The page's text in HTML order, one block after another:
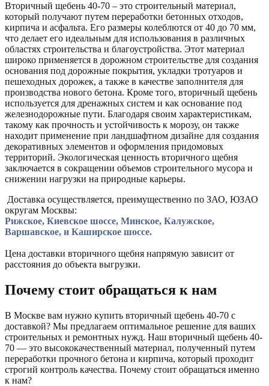
Вторичный щебень 40-70 – это строительный материал,
который получают путем переработки бетонных отходов,
кирпича и асфальта. Его размеры колеблются от 40 до 70 мм,
что делает его идеальным для использования в различных
областях строительства и благоустройства. Этот материал
широко применяется в дорожном строительстве для создания
основания под дорожные покрытия, укладки тротуаров и
пешеходных дорожек, а также в качестве заполнителя для
производства нового бетона. Кроме того, вторичный щебень
используется для дренажных систем и как основание под
железнодорожные пути. Благодаря своим характеристикам,
такому как прочность и устойчивость к морозу, он также
находит применение при ландшафтном дизайне для создания
декоративных элементов и оформления придомовых
территорий. Экологическая ценность вторичного щебня
заключается в сокращении объемов строительного мусора и
снижении нагрузки на природные карьеры.
Доставка осуществляется, преимущественно по ЗАО, ЮЗАО
округам Москвы:
Рижское, Киевское шоссе, Минское, Калужское,
Варшавское, и Каширское шоссе.
Цена доставки вторичного щебня напрямую зависит от
расстояния до объекта выгрузки.
Почему стоит обращаться к нам
В Москве вам нужно купить вторичный щебень 40-70 с
доставкой? Мы предлагаем оптимальное решение для ваших
строительных и ремонтных нужд. Наш вторичный щебень 40-
70 — это высококачественный материал, полученный путем
переработки прочного бетона и кирпича, который проходит
строгий контроль качества. Почему стоит обращаться именно
к нам?